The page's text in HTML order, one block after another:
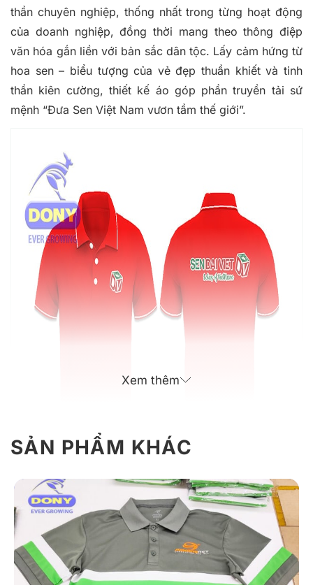
thần chuyên nghiệp, thống nhất trong từng hoạt động
của doanh nghiệp, đồng thời mang theo thông điệp
văn hóa gắn liền với bản sắc dân tộc. Lấy cảm hứng từ
hoa sen – biểu tượng của vẻ đẹp thuần khiết và tinh
thần kiên cường, thiết kế áo góp phần truyền tải sứ
mệnh “Đưa Sen Việt Nam vươn tầm thế giới”.
Xem thêm
SẢN PHẨM KHÁC